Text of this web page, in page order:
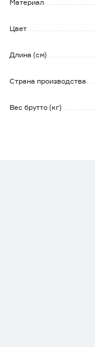
Материал
Цвет
Длина (см)
Страна производства
Вес брутто (кг)